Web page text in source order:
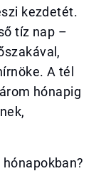
kezdetét.
tíz nap –
A tél
hónapig